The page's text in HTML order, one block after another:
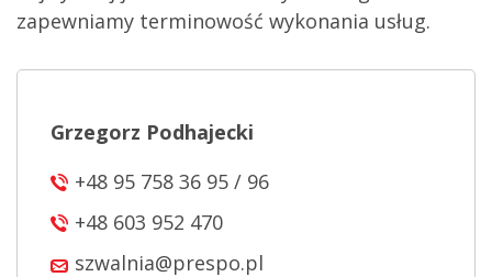
zapewniamy terminowość wykonania usług.
Grzegorz Podhajecki
+48 95 758 36 95 / 96
+48 603 952 470
szwalnia@prespo.pl